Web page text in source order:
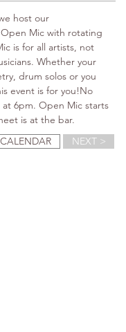
host our
Mic with rotating
is for all artists, not
Whether your
drum solos or you
event is for you!No
6pm. Open Mic starts
is at the bar.
CALENDAR NEXT >